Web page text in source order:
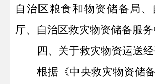
自治区粮食和物资储备局
厅、自治区救灾物资储备服务
四、 关于救灾物资运送
根据《中央救灾物资储